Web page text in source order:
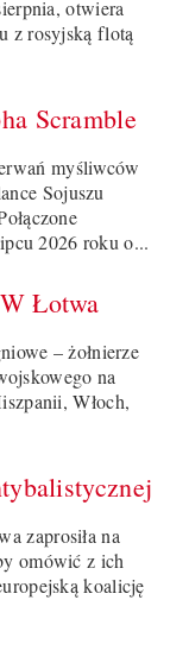
otwiera
z rosyjską flotą
Scramble
myśliwców
Sojuszu
2026 roku o...
Łotwa
– żołnierze
na
Włoch,
zaprosiła na
omówić z ich
koalicję